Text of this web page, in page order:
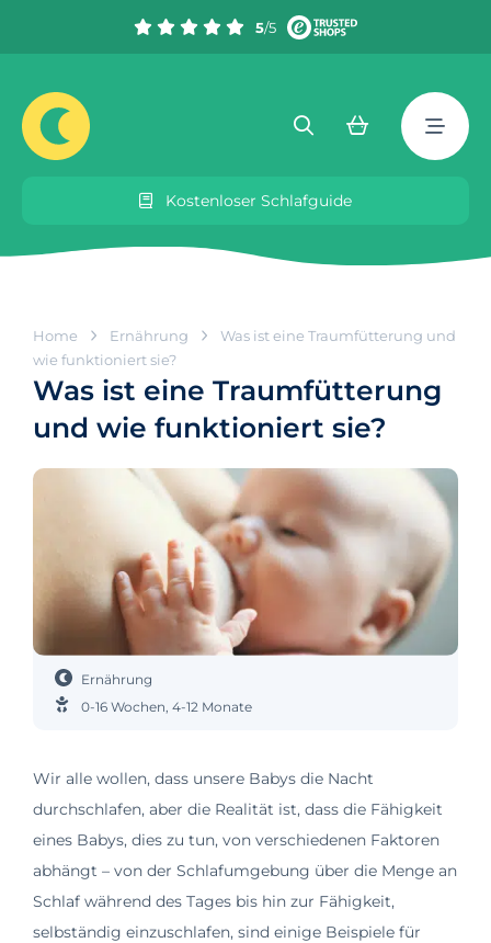
5/5
Kostenloser Schlafguide
Home Ernährung
Was ist eine Traumfütterung und
wie funktioniert sie?
Was ist eine Traumfütterung
und wie funktioniert sie?
Ernährung
0-16 Wochen 4-12 Monate
Wir alle wollen, dass unsere Babys die Nacht
durchschlafen, aber die Realität ist, dass die Fähigkeit
eines Babys, dies zu tun, von verschiedenen Faktoren
abhängt – von der Schlafumgebung über die Menge an
Schlaf während des Tages bis hin zur Fähigkeit,
selbständig einzuschlafen, sind einige Beispiele für